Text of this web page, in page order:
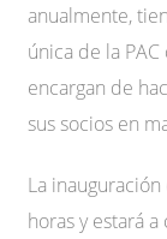
anualmente,
única de la
encargan de
sus socios en
La
horas y estará